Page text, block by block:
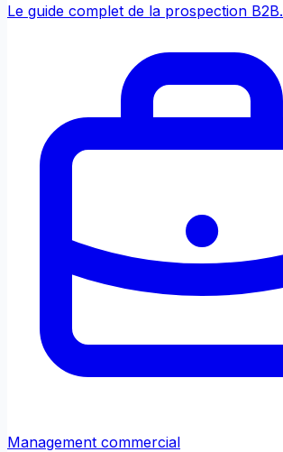
Le guide complet de la prospection B2B.
Management commercial